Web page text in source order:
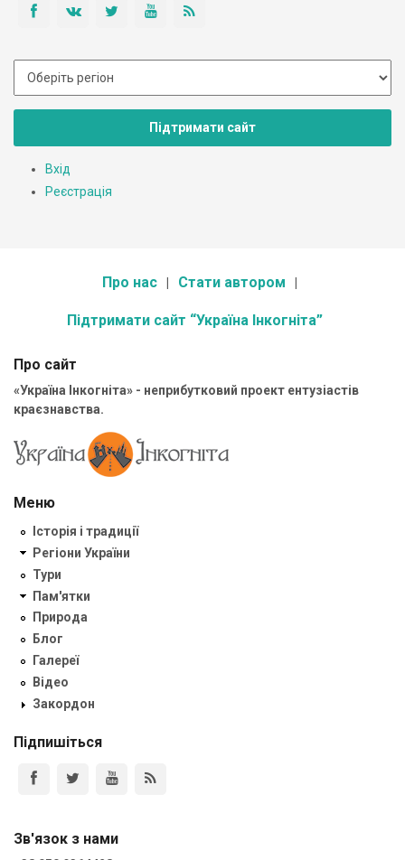
Підтримати сайт
Вхід
Реєстрація
Про нас Стати автором
Підтримати сайт “Україна Інкогніта”
Про сайт
«Україна Інкогніта» - неприбутковий проект ентузіастів
краєзнавства.
Меню
Історія і традиції
Регіони України
Тури
Пам'ятки
Природа
Блог
Галереї
Відео
Закордон
Підпишіться
Зв'язок з нами